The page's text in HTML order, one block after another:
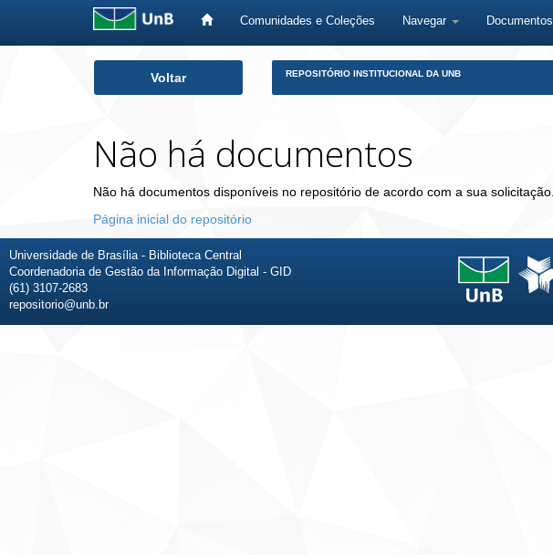
Comunidades e Coleções Navegar Documentos
Voltar REPOSITÓRIO INSTITUCIONAL DA UNB
Não há documentos
Não há documentos disponíveis no repositório de acordo com a sua solicitação.
Página inicial do repositório
Universidade de Brasília - Biblioteca Central
Coordenadoria de Gestão da Informação Digital - GID
(61) 3107-2683
repositorio@unb.br